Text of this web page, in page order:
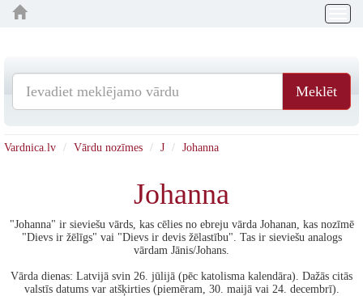
Meklēt
Vardnica.lv Vārdu nozīmes J Johanna
Johanna
"Johanna" ir sieviešu vārds, kas cēlies no ebreju vārda Johanan, kas nozīmē
"Dievs ir žēlīgs" vai "Dievs ir devis žēlastību". Tas ir sieviešu analogs
vārdam Jānis/Johans.
Vārda dienas: Latvijā svin 26. jūlijā (pēc katolisma kalendāra). Dažās citās
valstīs datums var atšķirties (piemēram, 30. maijā vai 24. decembrī).